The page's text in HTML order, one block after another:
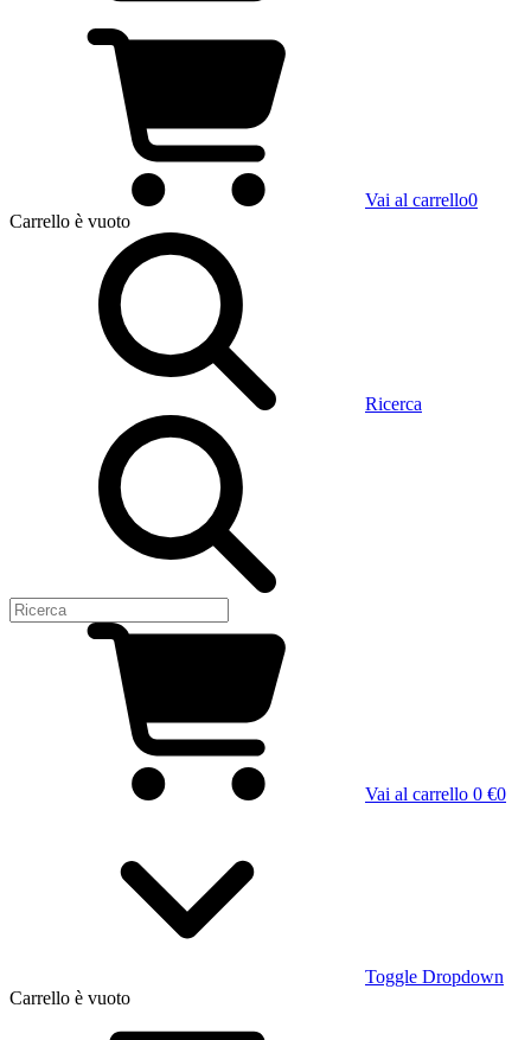
Vai al carrello0
Carrello è vuoto
Ricerca
Vai al carrello 0 €0
Toggle Dropdown
Carrello è vuoto